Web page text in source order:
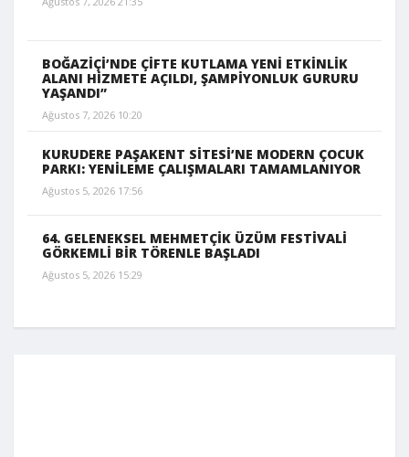
BOĞAZİÇİ’NDE ÇİFTE KUTLAMA YENİ ETKİNLİK
ALANI HİZMETE AÇILDI, ŞAMPİYONLUK GURURU
YAŞANDI”
Ağustos 7, 2026 10:20
KURUDERE PAŞAKENT SİTESİ’NE MODERN ÇOCUK
PARKI: YENİLEME ÇALIŞMALARI TAMAMLANIYOR
Ağustos 5, 2026 17:56
64. GELENEKSEL MEHMETÇİK ÜZÜM FESTİVALİ
GÖRKEMLİ BİR TÖRENLE BAŞLADI
Ağustos 5, 2026 15:29